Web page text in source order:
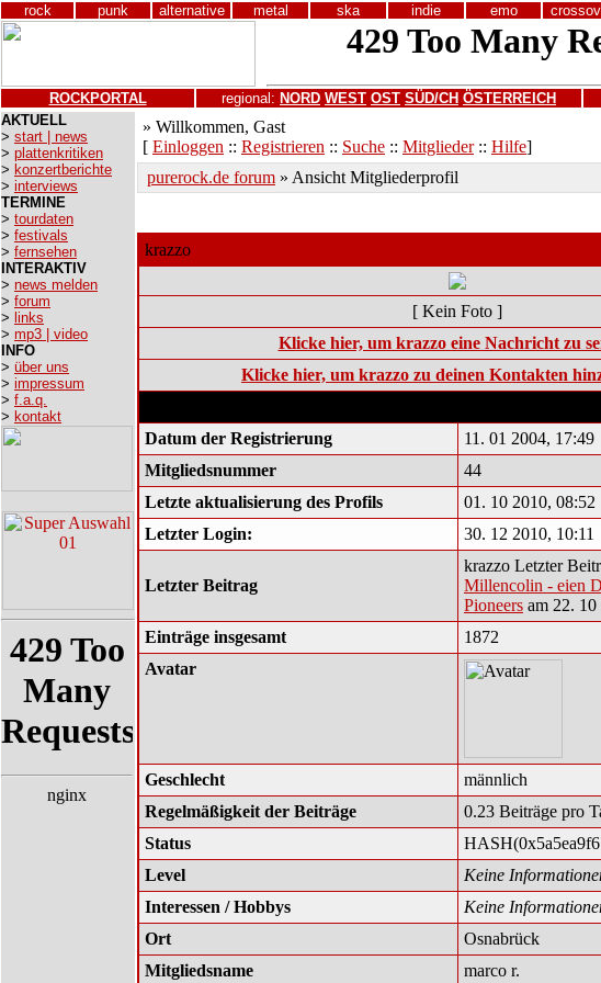
rock punk alternative metal ska indie emo
ROCKPORTAL regional: NORD WEST OST SÜD/CH ÖSTERREICH
AKTUELL
> start | news
> plattenkritiken
> konzertberichte
> interviews
TERMINE
> tourdaten
> festivals
> fernsehen
INTERAKTIV
> news melden
> forum
> links
> mp3 | video
INFO
> über uns
> impressum
> f.a.q.
> kontakt
» Willkommen, Gast
[ Einloggen :: Registrieren :: Suche :: Mitglieder:: Hilfe]
purerock.de forum » Ansicht Mitgliederprofil
krazzo
[ Kein Foto ]
Klicke hier, um krazzo eine Nachricht zu
Klicke hier, um krazzo zu deinen Kontakten
Datum der Registrierung
11. 01 2004, 17:49
Mitgliedsnummer
44
Letzte aktualisierung des Profils
01. 10 2010, 08:52
Letzter Login:
30. 12 2010, 10:11
Letzter Beitrag
krazzo Letzter
Millencolin - eien
Pioneers am 22.
Einträge insgesamt
1872
Avatar
Geschlecht
männlich
Regelmäßigkeit der Beiträge
0.23 Beiträge pro
Status
Level
Keine
Interessen / Hobbys
Keine
Ort
Osnabrück
Mitgliedsname
marco r.